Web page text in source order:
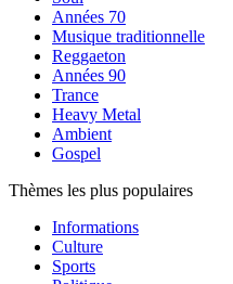
Années 70
Musique traditionnelle
Reggaeton
Années 90
Trance
Heavy Metal
Ambient
Gospel
Thèmes les plus populaires
Informations
Culture
Sports